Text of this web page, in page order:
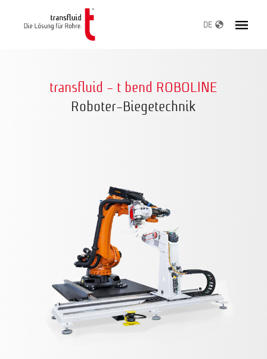
DE
transfluid - t bend ROBOLINE
Roboter-Biegetechnik